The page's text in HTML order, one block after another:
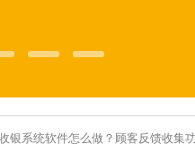
银系统软件怎么做？顾客反馈收集